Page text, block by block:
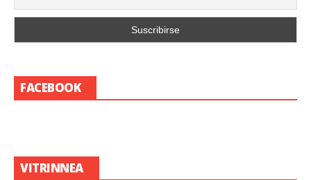
FACEBOOK
VITRINNEA